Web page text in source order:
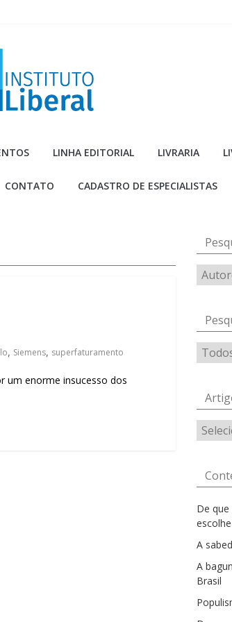
LINHA EDITORIAL LIVRARIA
CONTATO CADASTRO DE ESPECIALISTAS
, Siemens, superfaturamento
um enorme insucesso dos
Artigos
por
De
A
A
Brasil